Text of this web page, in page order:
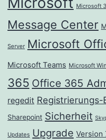
Microsoft
Message Center
Server Microsoft
Microsoft Teams Microsoft
365 Office 365
regedit Registrierungs-
Sharepoint Sicherheit
Updates Upgrade Version